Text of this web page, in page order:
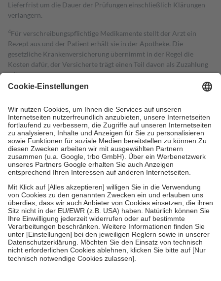
Lieferfrist um die Dauer der Prüfungen einschließlich Klärungen
verlängern.
4Für verschreibungspflichtige Medikamente stellt der Arzt ein
Rezept aus und der Patient erhält sie in der Apotheke. Die
gesetzliche Krankenversicherung übernimmt in der Regel die
Kosten dafür, der Versicherte trägt einen Teil davon als Zuzahlung
mit.
Grundsätzlich leisten Mitglieder Zuzahlungen in Höhe von zehn
höchstens zehn Euro.
Es sind jedoch nie mehr als die tatsächlichen
Kosten der Leistung zu entrichten.
Diese Regeln gelten grundsätzlich auch für Online-Apotheken.
Bei Heilmitteln und häuslicher Krankenpflege beträgt die
Zuzahlung zehn Prozent der Kosten sowie zehn Euro je
Verordnung.
Um das Engagement der Versicherten für ihre eigene Gesundheit zu
stärken und die besondere Stellung der Familie zu unterstützen,
fallenkeine Zuzahlungenan bei:
• Kindern und Jugendlichen bis zum vollendeten 18. Lebensjahr
mit Ausnahme der Fahrkosten
• Untersuchungen zur Vorsorge und Früherkennung, die von der
GKV getragen werden
• empfohlenen Schutzimpfungen
• Harn- und Blutteststreifen